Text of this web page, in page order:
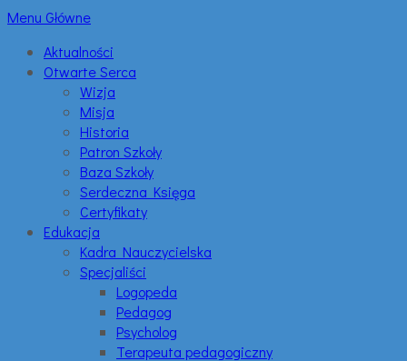
Menu Główne
Aktualności
Otwarte Serca
Wizja
Misja
Historia
Patron Szkoły
Baza Szkoły
Serdeczna Księga
Certyfikaty
Edukacja
Kadra Nauczycielska
Specjaliści
Logopeda
Pedagog
Psycholog
Terapeuta pedagogiczny